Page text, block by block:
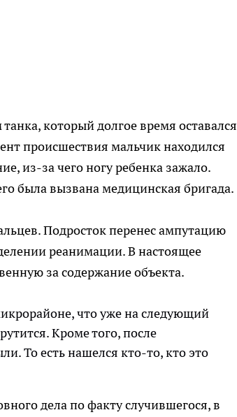
который долгое время оставался
происшествия мальчик находился
из-за чего ногу ребенка зажало.
была вызвана медицинская бригада.
Подросток перенес ампутацию
реанимации. В настоящее
за содержание объекта.
что уже на следующий
Кроме того, после
То есть нашелся кто-то, кто это
дела по факту случившегося, в